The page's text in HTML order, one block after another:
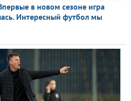
в новом сезоне игра
Интересный футбол мы